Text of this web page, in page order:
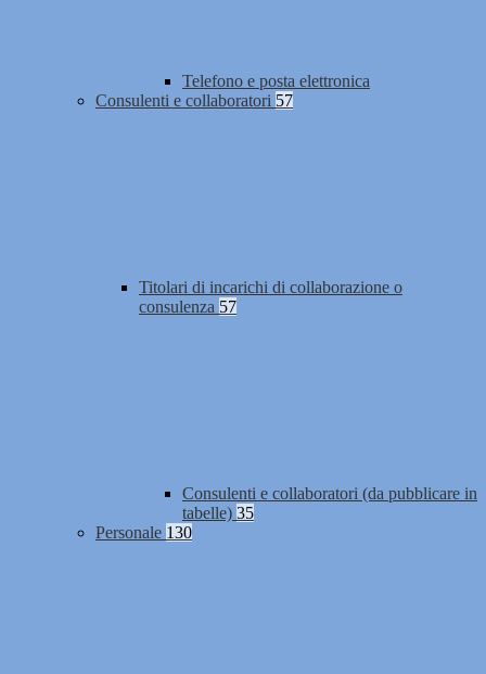
Telefono e posta elettronica
Consulenti e collaboratori 57
Titolari di incarichi di collaborazione o
consulenza 57
Consulenti e collaboratori (da pubblicare in
tabelle) 35
Personale 130